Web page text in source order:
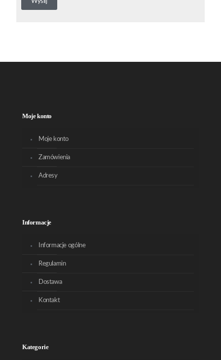
Moje konto
Moje konto
Zamówienia
Adresy
Informacje
Informacje ogólne
Regulamin
Dostawa
Kontakt
Kategorie